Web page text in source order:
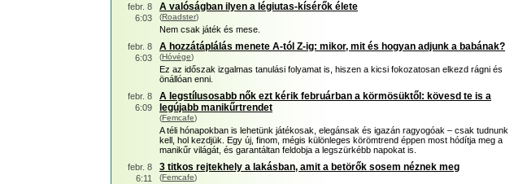
febr. 8
6:03
A valóságban ilyen a légiutas-kísérők élete
(Roadster)
Nem csak játék és mese.
febr. 8
6:03
A hozzátáplálás menete A-tól Z-ig: mikor, mit és hogyan adjunk a babának?
(Hóvége)
Ez az időszak izgalmas tanulási folyamat is, hiszen a kicsi fokozatosan elkezd rágni és
önállóan enni.
febr. 8
6:09
A legstílusosabb nők ezt kérik februárban a körmösüktől: kövesd te is a
legújabb manikűrtrendet
(Femcafe)
A téli hónapokban is lehetünk játékosak, elegánsak és igazán ragyogóak – csak tudnunk
kell, hol kezdjük. Egy új, finom, mégis különleges körömtrend éppen most hódítja meg a
manikűr világát, és garantáltan feldobja a legszürkébb napokat is.
febr. 8
6:11
3 titkos rejtekhely a lakásban, amit a betörők sosem néznek meg
(Femcafe)